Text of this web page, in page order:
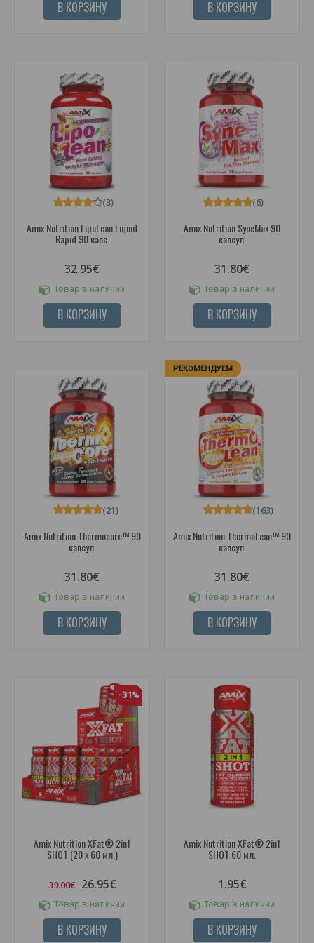
В КОРЗИНУ В КОРЗИНУ
Amix Nutrition LipoLean Liquid
Rapid 90 капс.
(3)
32.95€
Товар в наличии
В КОРЗИНУ
Amix Nutrition SyneMax 90
капсул.
(6)
31.80€
Товар в наличии
В КОРЗИНУ
Amix Nutrition Thermocore™ 90
капсул.
(21)
31.80€
Товар в наличии
В КОРЗИНУ
РЕКОМЕНДУЕМ
Amix Nutrition ThermoLean™ 90
капсул.
(163)
31.80€
Товар в наличии
В КОРЗИНУ
-31%
Amix Nutrition XFat® 2in1
SHOT (20 x 60 мл.)
39.00€ 26.95€
Товар в наличии
В КОРЗИНУ
Amix Nutrition XFat® 2in1
SHOT 60 мл.
1.95€
Товар в наличии
В КОРЗИНУ